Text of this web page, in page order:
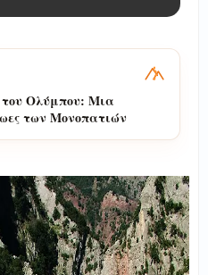
του Ολύμπου: Μια
των Μονοπατιών